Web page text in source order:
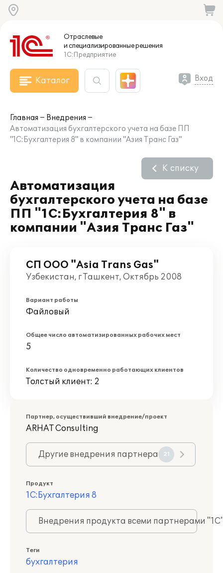
Отраслевые
и специализированныерешения
1С:Предприятие
Каталог Вход
Главная
Внедрения
Автоматизация бухгалтерского учета на базе ПП
"1С:Бухгалтерия 8" в компании "Азия Транс Газ"
Автоматизация
бухгалтерского учета на базе
ПП "1С:Бухгалтерия 8" в
компании "Азия Транс Газ"
К списку
СП ООО "Asia Trans Gas"
Узбекистан, г Ташкент, Октябрь 2008
Вариант работы
Файловый
Общее число автоматизированных рабочих мест
5
Количество одновременно работающих клиентов
Толстый клиент: 2
Партнер, осуществивший внедрение/проект
ARHAT Consulting
Другие внедрения партнера 21
Продукт
1С:Бухгалтерия 8
Внедрения продукта всеми партнерами
Теги
бухгалтерия